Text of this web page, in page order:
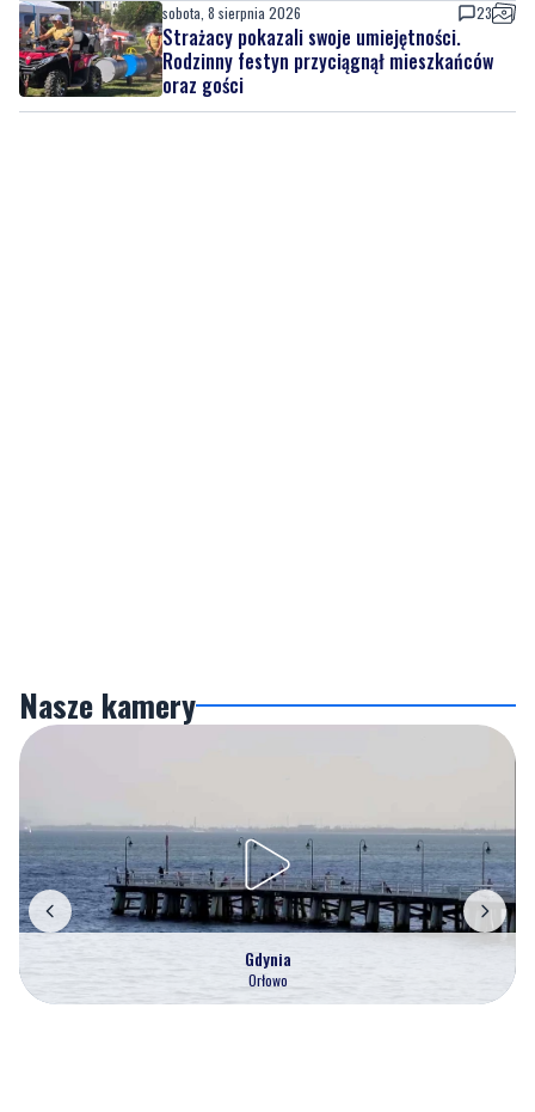
sobota, 8 sierpnia 2026 23
Strażacy pokazali swoje umiejętności.
Rodzinny festyn przyciągnął mieszkańców
oraz gości
Nasze kamery
Gdynia
Orłowo